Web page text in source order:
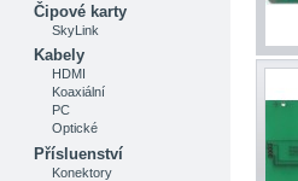
Čipové karty
SkyLink
Kabely
HDMI
Koaxiální
PC
Optické
Přísluenství
Konektory